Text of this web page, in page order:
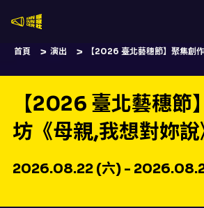
首頁 演出 【2026 臺北藝穗節】聚集創
【2026 臺北藝穗節
坊《母親,我想對妳說
2026.08.22 (六) -